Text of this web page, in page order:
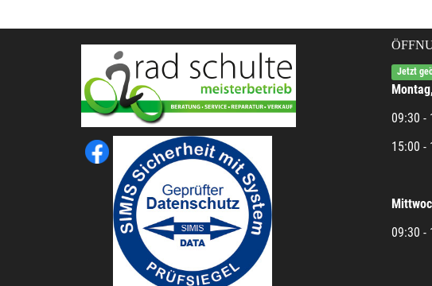
Jetzt
09:30 -
15:00 -
09:30 -